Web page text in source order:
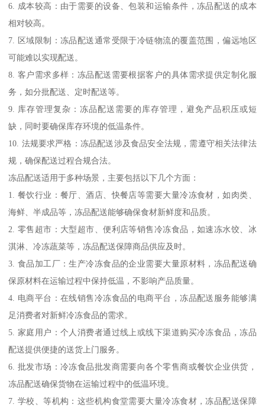
6. 成本较高：由于需要的设备、包装和运输条件，冻品配送的成本
相对较高。
7. 区域限制：冻品配送通常受限于冷链物流的覆盖范围，偏远地区
可能难以实现配送。
8. 客户需求多样：冻品配送需要根据客户的具体需求提供定制化服
务，如分批配送、定时配送等。
9. 库存管理复杂：冻品配送需要的库存管理，避免产品积压或短
缺，同时要确保库存环境的低温条件。
10. 法规要求严格：冻品配送涉及食品安全法规，需遵守相关法律法
规，确保配送过程合规合法。
冻品配送适用于多种场景，主要包括以下几个方面：
1. 餐饮行业：餐厅、酒店、快餐店等需要大量冷冻食材，如肉类、
海鲜、半成品等，冻品配送能够确保食材新鲜度和品质。
2. 零售超市：大型超市、便利店等销售冷冻食品，如速冻水饺、冰
淇淋、冷冻蔬菜等，冻品配送保障商品供应及时。
3. 食品加工厂：生产冷冻食品的企业需要大量原材料，冻品配送确
保原材料在运输过程中保持低温，不影响产品质量。
4. 电商平台：在线销售冷冻食品的电商平台，冻品配送服务能够满
足消费者对新鲜冷冻食品的需求。
5. 家庭用户：个人消费者通过线上或线下渠道购买冷冻食品，冻品
配送提供便捷的送货上门服务。
6. 批发市场：冷冻食品批发商需要向各个零售商或餐饮企业供货，
冻品配送确保货物在运输过程中的低温环境。
7. 学校、等机构：这些机构食堂需要大量冷冻食材，冻品配送保障